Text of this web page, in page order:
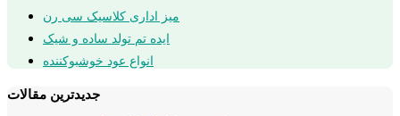
میز اداری کلاسیک سی رن
ایده تم تولد ساده و شیک
انواع عود خوشبوکننده
جدیدترین مقالات